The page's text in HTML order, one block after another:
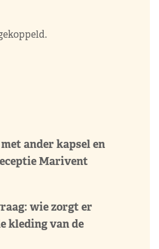
ander kapsel en
Marivent
wie zorgt er
kleding van de